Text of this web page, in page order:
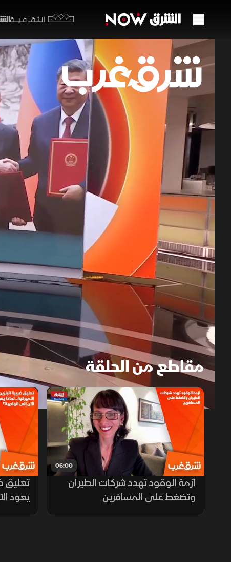
الثقافية
1x auto
قمة
شرق
عززت
الوقود
ارتفاع
برامج اقتصاد
مقاطع من الحلقة
06:00
أزمة الوقود تهدد شركات الطيران
وتضغط على المسافرين
تعليق
يعود